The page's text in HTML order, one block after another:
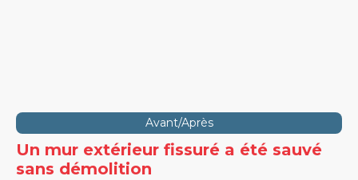
Avant/Après
Un mur extérieur fissuré a été sauvé
sans démolition